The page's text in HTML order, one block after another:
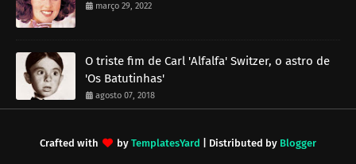
março 29, 2022
O triste fim de Carl 'Alfalfa' Switzer, o astro de
'Os Batutinhas'
agosto 07, 2018
Crafted with by TemplatesYard | Distributed by Blogger